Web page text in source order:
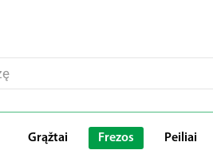
Grąžtai Frezos Peiliai